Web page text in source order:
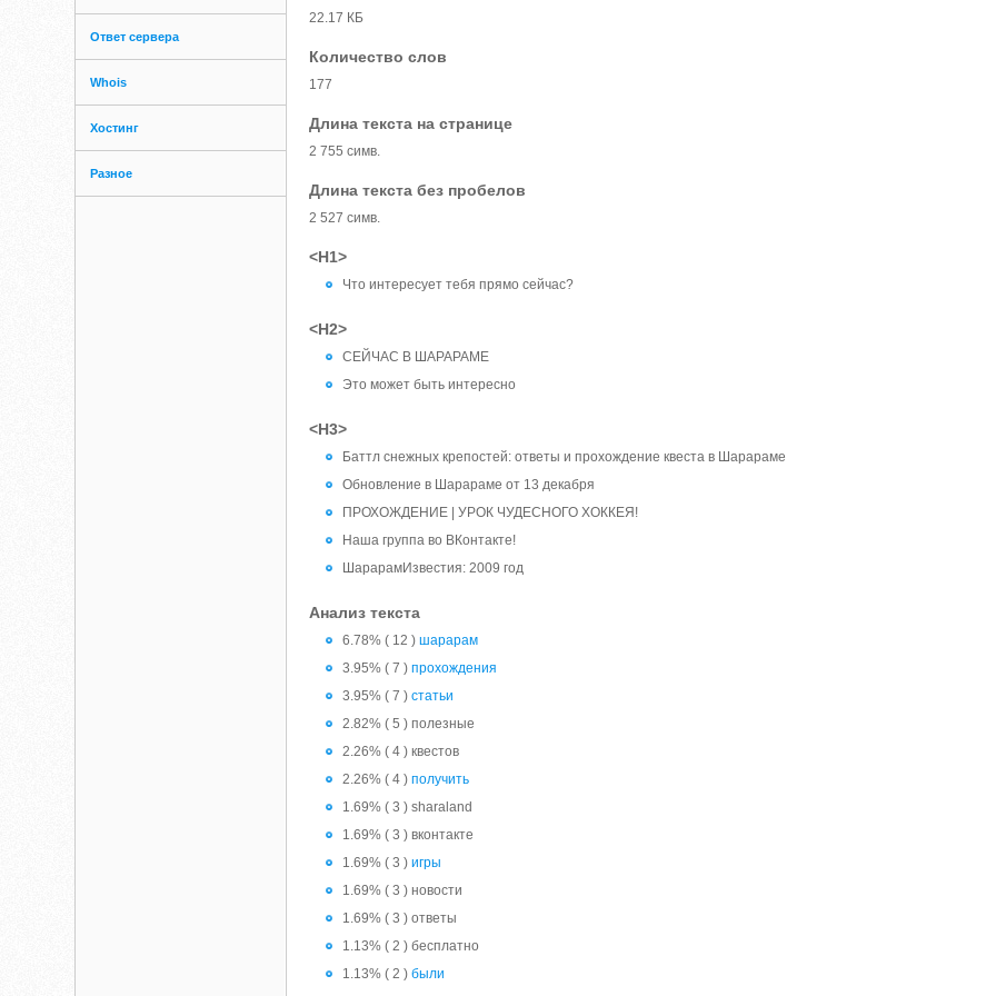
Ответ сервера
Whois
Хостинг
Разное
22.17 КБ
Количество слов
177
Длина текста на странице
2 755 симв.
Длина текста без пробелов
2 527 симв.
<H1>
Что интересует тебя прямо сейчас?
<H2>
СЕЙЧАС В ШАРАРАМЕ
Это может быть интересно
<H3>
Баттл снежных крепостей: ответы и прохождение квеста в Шарараме
Обновление в Шарараме от 13 декабря
ПРОХОЖДЕНИЕ | УРОК ЧУДЕСНОГО ХОККЕЯ!
Наша группа во ВКонтакте!
ШарарамИзвестия: 2009 год
Анализ текста
6.78% ( 12 )шарарам
3.95% ( 7 )прохождения
3.95% ( 7 )статьи
2.82% ( 5 ) полезные
2.26% ( 4 ) квестов
2.26% ( 4 )получить
1.69% ( 3 ) sharaland
1.69% ( 3 ) вконтакте
1.69% ( 3 )игры
1.69% ( 3 ) новости
1.69% ( 3 ) ответы
1.13% ( 2 ) бесплатно
1.13% ( 2 )были